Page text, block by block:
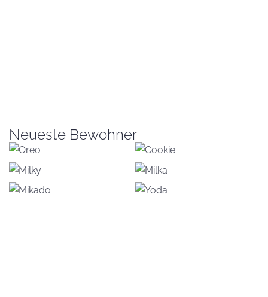
Neueste Bewohner